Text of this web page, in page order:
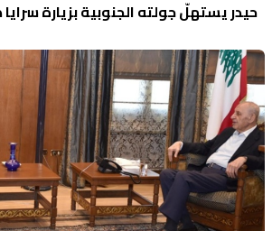
حيدر يستهلّ جولته الجنوبية بزيارة